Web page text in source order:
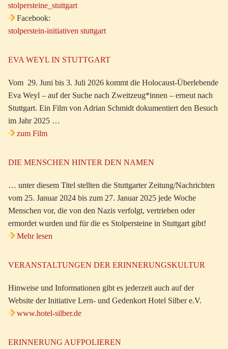
stolpersteine_stuttgart
Facebook:
stolperstein-initiativen stuttgart
EVA WEYL IN STUTTGART
Vom 29. Juni bis 3. Juli 2026 kommt die Holocaust-Überlebende
Eva Weyl – auf der Suche nach Zweitzeug*innen – erneut nach
Stuttgart. Ein Film von Adrian Schmidt dokumentiert den Besuch
im Jahr 2025 …
zum Film
DIE MENSCHEN HINTER DEN NAMEN
… unter diesem Titel stellten die Stuttgarter Zeitung/Nachrichten
vom 25. Januar 2024 bis zum 27. Januar 2025 jede Woche
Menschen vor, die von den Nazis verfolgt, vertrieben oder
ermordet wurden und für die es Stolpersteine in Stuttgart gibt!
Mehr lesen
VERANSTALTUNGEN DER ERINNERUNGSKULTUR
Hinweise und Informationen gibt es jederzeit auch auf der
Website der Initiative Lern- und Gedenkort Hotel Silber e.V.
www.hotel-silber.de
ERINNERUNG AUFPOLIEREN